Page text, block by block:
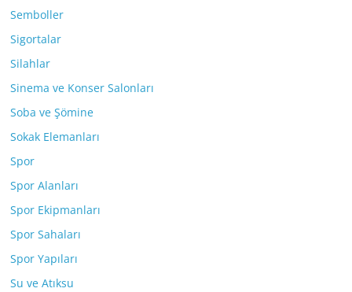
Semboller
Sigortalar
Silahlar
Sinema ve Konser Salonları
Soba ve Şömine
Sokak Elemanları
Spor
Spor Alanları
Spor Ekipmanları
Spor Sahaları
Spor Yapıları
Su ve Atıksu